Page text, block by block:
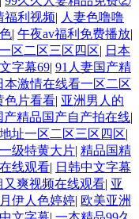
福利视频| 人妻色噜噜
| 午夜av福利免费播放|
区二区三区四区| 日本
字幕69| 91人妻国产精
本激情在线看一区二区
色片看看| 亚洲男人的
产精品国产自产拍在线|
址一区二区三区四区|
级特黄大片| 精品国精
线观看| 日韩中文字幕
又爽视频在线观看| 亚
伊人色婷婷| 欧美亚洲